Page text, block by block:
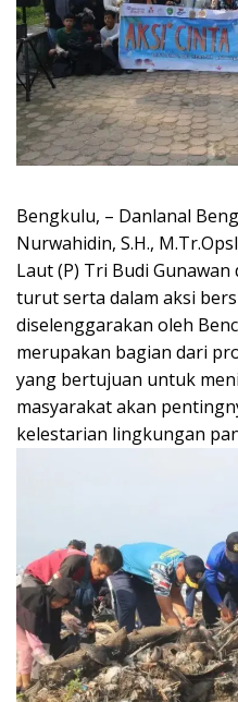
Bengkulu, – Danlanal
Nurwahidin, S.H.,
Laut (P) Tri Budi
turut serta dalam aksi
diselenggarakan oleh
merupakan bagian dari
yang bertujuan untuk
masyarakat akan
kelestarian lingkungan